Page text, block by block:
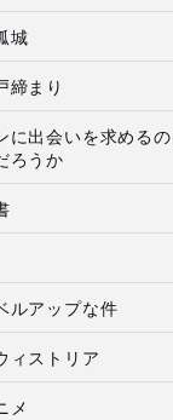
城
締まり
に出会いを求める
ろうか
ルアップな件
ィストリア
メ